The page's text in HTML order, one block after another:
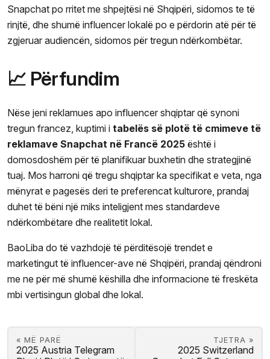
Snapchat po rritet me shpejtësi në Shqipëri, sidomos te të
rinjtë, dhe shumë influencer lokalë po e përdorin atë për të
zgjeruar audiencën, sidomos për tregun ndërkombëtar.
📈 Përfundim
Nëse jeni reklamues apo influencer shqiptar që synoni
tregun francez, kuptimi i tabelës së plotë të cmimeve të
reklamave Snapchat në Francë 2025 është i
domosdoshëm për të planifikuar buxhetin dhe strategjinë
tuaj. Mos harroni që tregu shqiptar ka specifikat e veta, nga
mënyrat e pagesës deri te preferencat kulturore, prandaj
duhet të bëni një miks inteligjent mes standardeve
ndërkombëtare dhe realitetit lokal.
BaoLiba do të vazhdojë të përditësojë trendet e
marketingut të influencer-ave në Shqipëri, prandaj qëndroni
me ne për më shumë këshilla dhe informacione të freskëta
mbi vertisingun global dhe lokal.
« MË PARË
2025 Austria Telegram
TJETRA »
2025 Switzerland